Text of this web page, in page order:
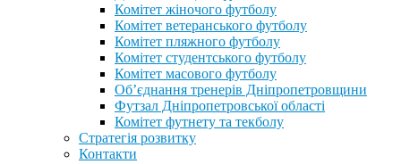
Комітет жіночого футболу
Комітет ветеранського футболу
Комітет пляжного футболу
Комітет студентського футболу
Комітет масового футболу
Обʼєднання тренерів Дніпропетровщини
Футзал Дніпропетровської області
Комітет футнету та текболу
Стратегія розвитку
Контакти